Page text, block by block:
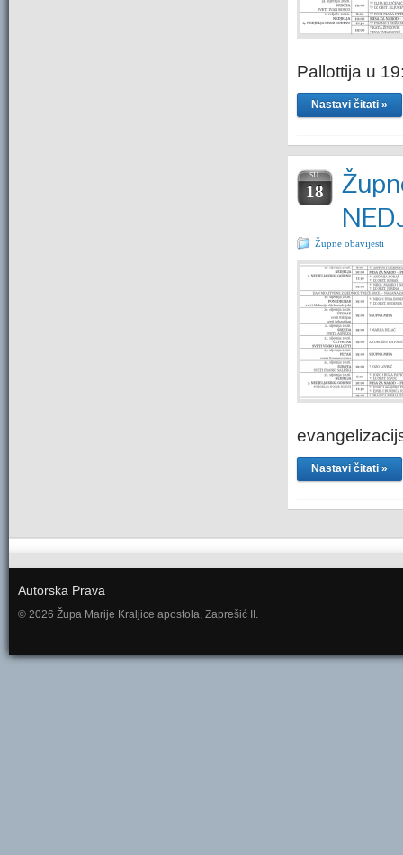
Pallottija u
Nastavi čitati »
SIJ.
18
Župne obavijesti
Nastavi čitati »
Autorska Prava
© 2026 Župa Marije Kraljice apostola, Zaprešić II.